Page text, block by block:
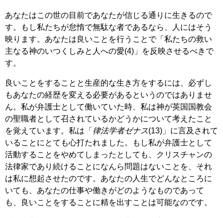
あなたはこの世の目前であなたが信じる通りに生きるので
す。もし私たちが怠惰で無駄な者であるなら、人にはそう
映ります。あなたは良いことを行うことで「私たちの救い
主なる神のいつくしみと人への愛(4)」を反映させるべきで
す。
良いことをすることと生産的な生き方をするには、必ずし
もあなたの経歴を変える必要があるというのではありませ
ん。私が弁護士として働いていた時、私は神が英国国教会
の聖職者として召されているかどうかについて考えたこと
を覚えています。私は「 律法学者ゼナス(13)」に言及されて
いることにとても心打たれました。もし私が弁護士として
活動することをやめてしまったとしても、クリスチャンの
法律家であり続けることになんら問題はないことを、それ
は私に想起させたのです。あなたの人生でどんなところに
いても、あなたの仕事や働きがどのようなものであって
も、良いことをすることに精を出すことは可能なのです。